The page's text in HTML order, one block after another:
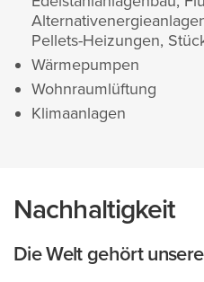
Pellets-Heizungen,
Wärmepumpen
Wohnraumlüftung
Klimaanlagen
Nachhaltigkeit
Die Welt gehört